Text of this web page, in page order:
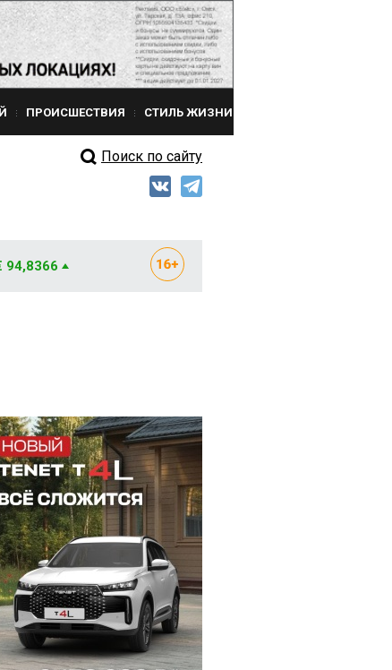
ПРОИСШЕСТВИЯ СТИЛЬ ЖИЗНИ
Поиск по сайту
94,8366